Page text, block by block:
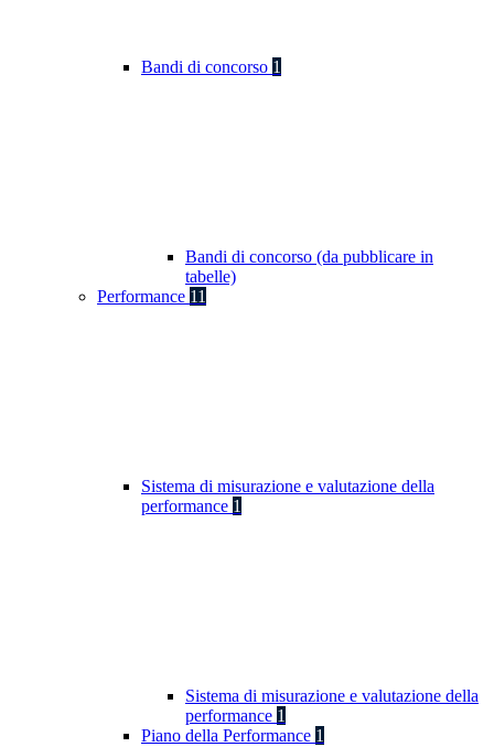
Bandi di concorso 1
Bandi di concorso (da pubblicare in
tabelle)
Performance 11
Sistema di misurazione e valutazione della
performance 1
Sistema di misurazione e valutazione della
performance 1
Piano della Performance 1